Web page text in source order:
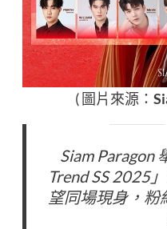
( 圖片來源：
Siam Paragon
Trend SS 2025
望同場現身，粉